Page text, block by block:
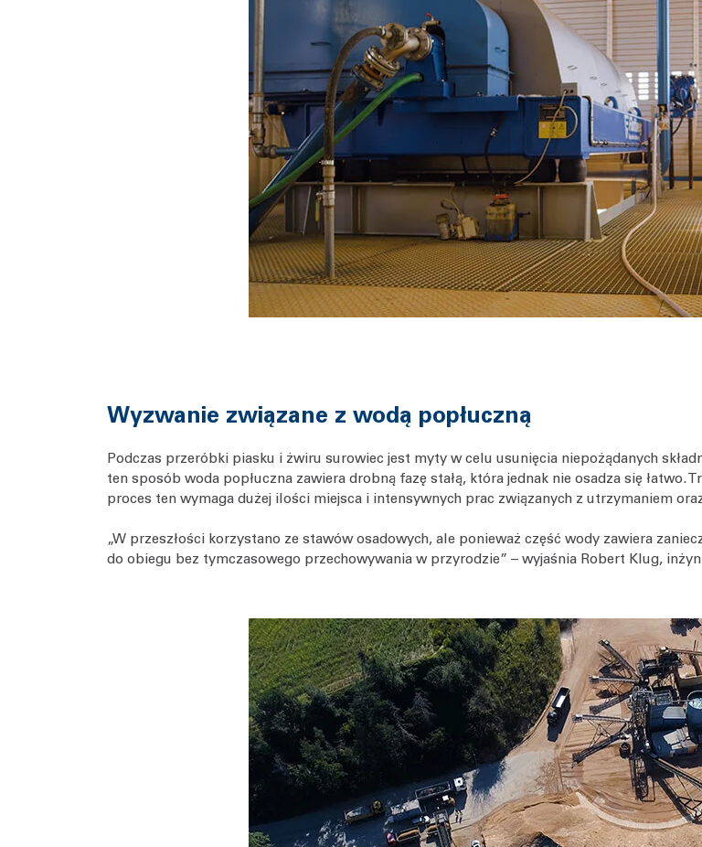
Wyzwanie związane z wodą popłuczną
Podczas przeróbki piasku i żwiru surowiec jest myty w celu usunięcia niepożądanych
ten sposób woda popłuczna zawiera drobną fazę stałą, która jednak nie osadza się łatwo.
proces ten wymaga dużej ilości miejsca i intensywnych prac związanych z utrzymaniem
„W przeszłości korzystano ze stawów osadowych, ale ponieważ część wody zawiera
do obiegu bez tymczasowego przechowywania w przyrodzie” – wyjaśnia Robert Klug,